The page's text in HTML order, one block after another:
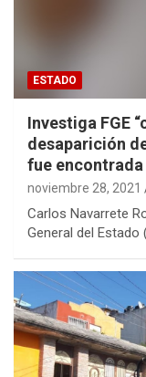
ESTADO
Investiga FGE
desaparición
fue encontrada
noviembre 28, 2021
Carlos Navarrete
General del Estado